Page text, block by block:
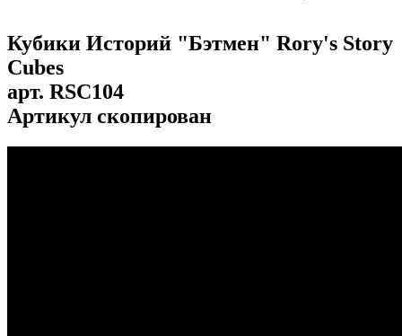
Кубики Историй "Бэтмен" Rory's Story
Cubes
арт. RSC104
Артикул скопирован